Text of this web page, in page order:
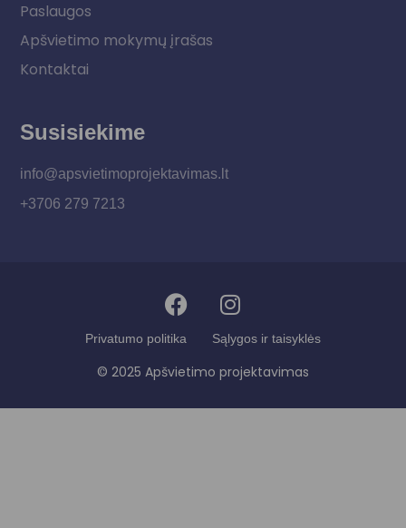
Paslaugos
Apšvietimo mokymų įrašas
Kontaktai
Susisiekime
info@apsvietimoprojektavimas.lt
+3706 279 7213
Privatumo politika Sąlygos ir taisyklės
© 2025 Apšvietimo projektavimas